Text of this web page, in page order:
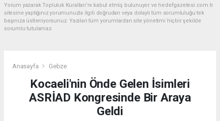
Yorum yazarak Topluluk Kuralları’nı kabul etmiş bulunuyor ve hedefgazetesi.com.tr
sitesine yaptığınız yorumunuzla ilgili doğrudan veya dolaylı tüm sorumluluğu tek
başınıza üstleniyorsunuz. Yazılan tüm yorumlardan site yönetimi hiçbir şekilde
sorumlu tutulamaz.
Anasayfa Gebze
Kocaeli'nin Önde Gelen İsimleri
ASRİAD Kongresinde Bir Araya
Geldi